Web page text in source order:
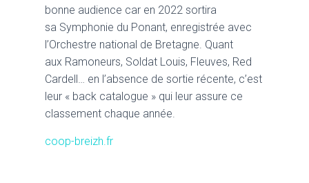
bonne audience car en 2022 sortira
sa Symphonie du Ponant, enregistrée avec
l’Orchestre national de Bretagne. Quant
aux Ramoneurs, Soldat Louis, Fleuves, Red
Cardell… en l’absence de sortie récente, c’est
leur « back catalogue » qui leur assure ce
classement chaque année.
coop-breizh.fr